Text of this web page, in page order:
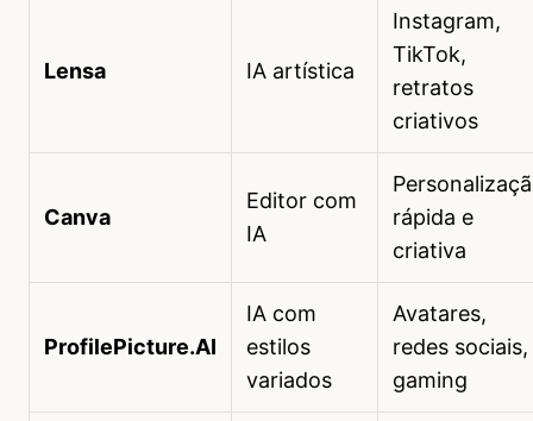
Lensa IA artística
Instagram,
TikTok,
retratos
criativos
Canva
Editor com
IA
rápida e
criativa
ProfilePicture.AI
IA com
estilos
variados
Avatares,
redes sociais,
gaming